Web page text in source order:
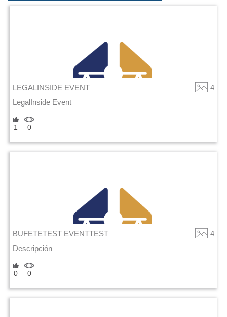
LEGALINSIDE EVENT
4
LegalInside Event
1 0
BUFETETEST EVENTTEST
4
Descripción
0 0